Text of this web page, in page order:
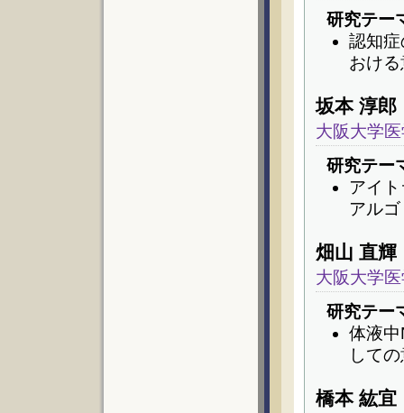
研究テー
認知
おけ
坂本 淳郎
大阪大学
研究テー
アイ
アル
畑山 直輝
大阪大学
研究テー
体液
して
橋本 紘宜